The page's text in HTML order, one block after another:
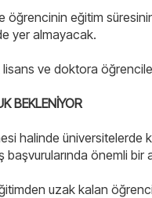
eğitim süresinin
yer almayacak.
ve doktora
BEKLENİYOR
halinde üniversitelerde
önemli bir
uzak kalan